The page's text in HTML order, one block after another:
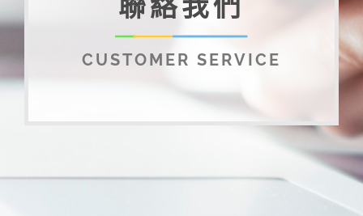
聯絡我們
CUSTOMER SERVICE